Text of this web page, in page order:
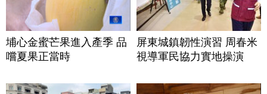
埔心金蜜芒果進入產季 品
嚐夏果正當時
屏東城鎮韌性演習 周春米
視導軍民協力實地操演